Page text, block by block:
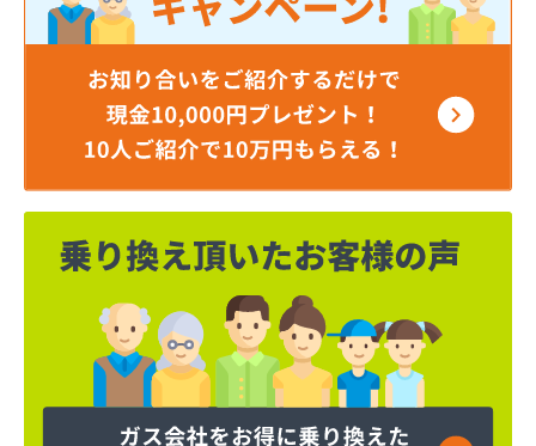
茨城むつみ農業協同組合 ガス事業所
茨城屋商店
茨石商事(株)
宇田川(株) 坂東営業所
宇田川(株) 取手販売所
羽成商店
羽生商店
羽鳥商店
奥野谷浜産業(株)
横田商事(株)
岡田屋商店
岡野商店
下生燃料店
加藤石油(有)